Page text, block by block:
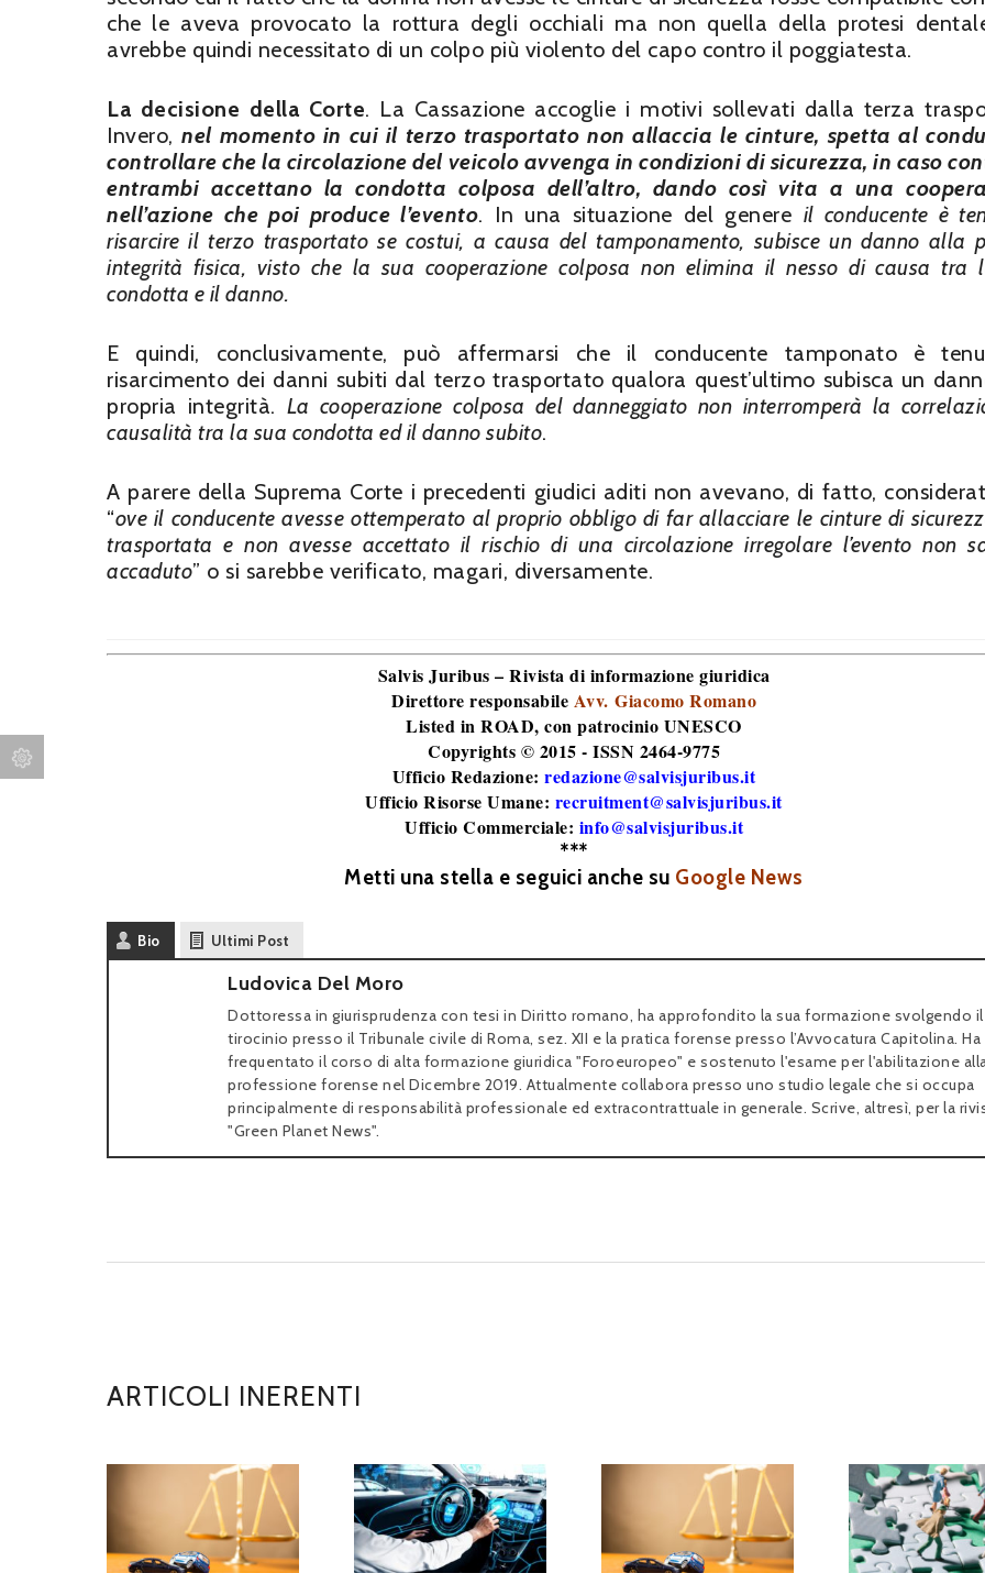
che le aveva provocato la rottura degli occhiali ma non quella della protesi
avrebbe quindi necessitato di un colpo più violento del capo contro il poggiatesta.
La decisione della Corte. La Cassazione accoglie i motivi sollevati dalla terza
Invero,nel momento in cui il terzo trasportato non allaccia le cinture, spetta al
controllare che la circolazione del veicolo avvenga in condizioni di sicurezza, in caso
entrambi accettano la condotta colposa dell’altro, dando così vita a una
nell’azione che poi produce l’evento. In una situazione del genere il conducente è
risarcire il terzo trasportato se costui, a causa del tamponamento, subisce un danno alla
integrità fisica, visto che la sua cooperazione colposa non elimina il nesso di causa tra
condotta e il danno.
E quindi, conclusivamente, può affermarsi che il conducente tamponato è
risarcimento dei danni subiti dal terzo trasportato qualora quest’ultimo subisca un
propria integrità. La cooperazione colposa del danneggiato non interromperà la
causalità tra la sua condotta ed il danno subito.
A parere della Suprema Corte i precedenti giudici aditi non avevano, di fatto,
“ove il conducente avesse ottemperato al proprio obbligo di far allacciare le cinture di
trasportata e non avesse accettato il rischio di una circolazione irregolare l’evento non
accaduto” o si sarebbe verificato, magari, diversamente.
Salvis Juribus – Rivista di informazione giuridica
Direttore responsabile Avv. Giacomo Romano
Listed in ROAD, con patrocinio UNESCO
Copyrights © 2015 - ISSN 2464-9775
Ufficio Redazione: redazione@salvisjuribus.it
Ufficio Risorse Umane: recruitment@salvisjuribus.it
Ufficio Commerciale: info@salvisjuribus.it
***
Metti una stella e seguici anche su Google News
Bio Ultimi Post
Ludovica Del Moro
Dottoressa in giurisprudenza con tesi in Diritto romano, ha approfondito la sua formazione svolgendo il
tirocinio presso il Tribunale civile di Roma, sez. XII e la pratica forense presso l’Avvocatura Capitolina. Ha
frequentato il corso di alta formazione giuridica "Foroeuropeo" e sostenuto l'esame per l'abilitazione
professione forense nel Dicembre 2019. Attualmente collabora presso uno studio legale che si occupa
principalmente di responsabilità professionale ed extracontrattuale in generale. Scrive, altresì, per la
"Green Planet News".
ARTICOLI INERENTI